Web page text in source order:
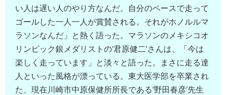
い人は遅い人のやり方なんだ。自分のペースで走って
ゴールした一人一人が賞賛される。それがホノルルマ
ラソンなんだ」と熱く語った。マラソンのメキシコオ
リンピック銀メダリストの‘君原健二’さんは、「今は
楽しく走っています」と淡々と語った。まさに走る達
人といった風格が漂っている。東大医学部を卒業され
た、現在川崎市中原保健所所長である‘野田春彦’先生